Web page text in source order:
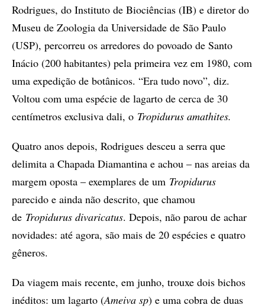
Rodrigues, do Instituto de Biociências (IB) e diretor do
Museu de Zoologia da Universidade de São Paulo
(USP), percorreu os arredores do povoado de Santo
Inácio (200 habitantes) pela primeira vez em 1980, com
uma expedição de botânicos. “Era tudo novo”, diz.
Voltou com uma espécie de lagarto de cerca de 30
centímetros exclusiva dali, o Tropidurus amathites.
Quatro anos depois, Rodrigues desceu a serra que
delimita a Chapada Diamantina e achou – nas areias da
margem oposta – exemplares de um Tropidurus
parecido e ainda não descrito, que chamou
de Tropidurus divaricatus. Depois, não parou de achar
novidades: até agora, são mais de 20 espécies e quatro
gêneros.
Da viagem mais recente, em junho, trouxe dois bichos
inéditos: um lagarto (Ameiva sp) e uma cobra de duas